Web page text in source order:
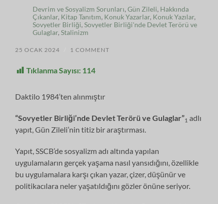
Devrim ve Sosyalizm Sorunları,Gün Zileli, Hakkında
Çıkanlar, Kitap Tanıtım, Konuk Yazarlar, Konuk Yazılar,
Sovyetler Birliği,Sovyetler Birliği'nde Devlet Terörü ve
Gulaglar,Stalinizm
25 OCAK 2024 1 COMMENT
Tıklanma Sayısı: 114
Daktilo 1984’ten alınmıştır
“Sovyetler Birliği’nde Devlet Terörü ve Gulaglar”1 adlı
yapıt, Gün Zileli’nin titiz bir araştırması.
Yapıt, SSCB’de sosyalizm adı altında yapılan
uygulamaların gerçek yaşama nasıl yansıdığını, özellikle
bu uygulamalara karşı çıkan yazar, çizer, düşünür ve
politikacılara neler yaşatıldığını gözler önüne seriyor.